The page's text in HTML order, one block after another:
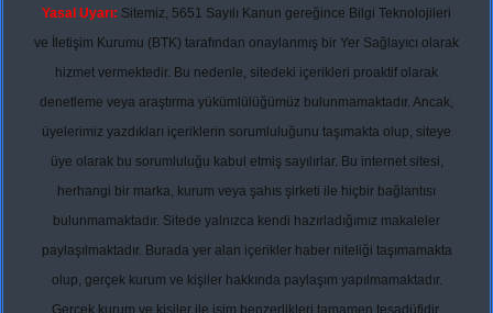
Yasal Uyarı: Sitemiz, 5651 Sayılı Kanun gereğince Bilgi Teknolojileri
ve İletişim Kurumu (BTK) tarafından onaylanmış bir Yer Sağlayıcı olarak
hizmet vermektedir. Bu nedenle, sitedeki içerikleri proaktif olarak
denetleme veya araştırma yükümlülüğümüz bulunmamaktadır. Ancak,
üyelerimiz yazdıkları içeriklerin sorumluluğunu taşımakta olup, siteye
üye olarak bu sorumluluğu kabul etmiş sayılırlar. Bu internet sitesi,
herhangi bir marka, kurum veya şahıs şirketi ile hiçbir bağlantısı
bulunmamaktadır. Sitede yalnızca kendi hazırladığımız makaleler
paylaşılmaktadır. Burada yer alan içerikler haber niteliği taşımamakta
olup, gerçek kurum ve kişiler hakkında paylaşım yapılmamaktadır.
Gerçek kurum ve kişiler ile isim benzerlikleri tamamen tesadüfidir.